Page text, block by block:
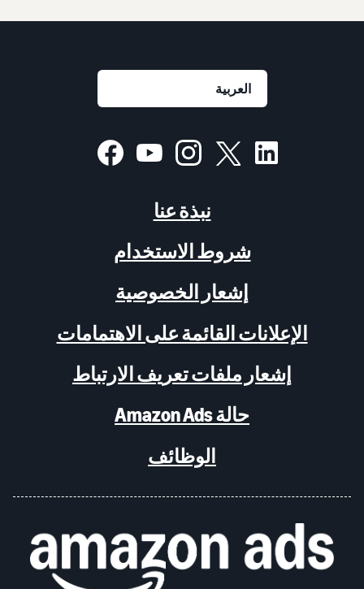
نبذة عنا
شروط الاستخدام
إشعار الخصوصية
الإعلانات القائمة على الاهتمامات
إشعار ملفات تعريف الارتباط
حالة Amazon Ads
الوظائف